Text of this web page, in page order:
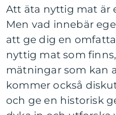
Att äta nyttig mat är
Men vad innebär
att ge dig en
nyttig mat som
mätningar som kan
kommer också
och ge en historisk